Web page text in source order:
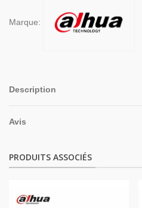
Marque:
Description
Avis
PRODUITS ASSOCIÉS